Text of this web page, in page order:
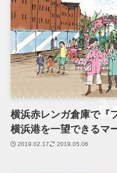
横浜⾚レンガ倉庫で『
横浜港を一望できるマ
2019.02.17 2019.05.06